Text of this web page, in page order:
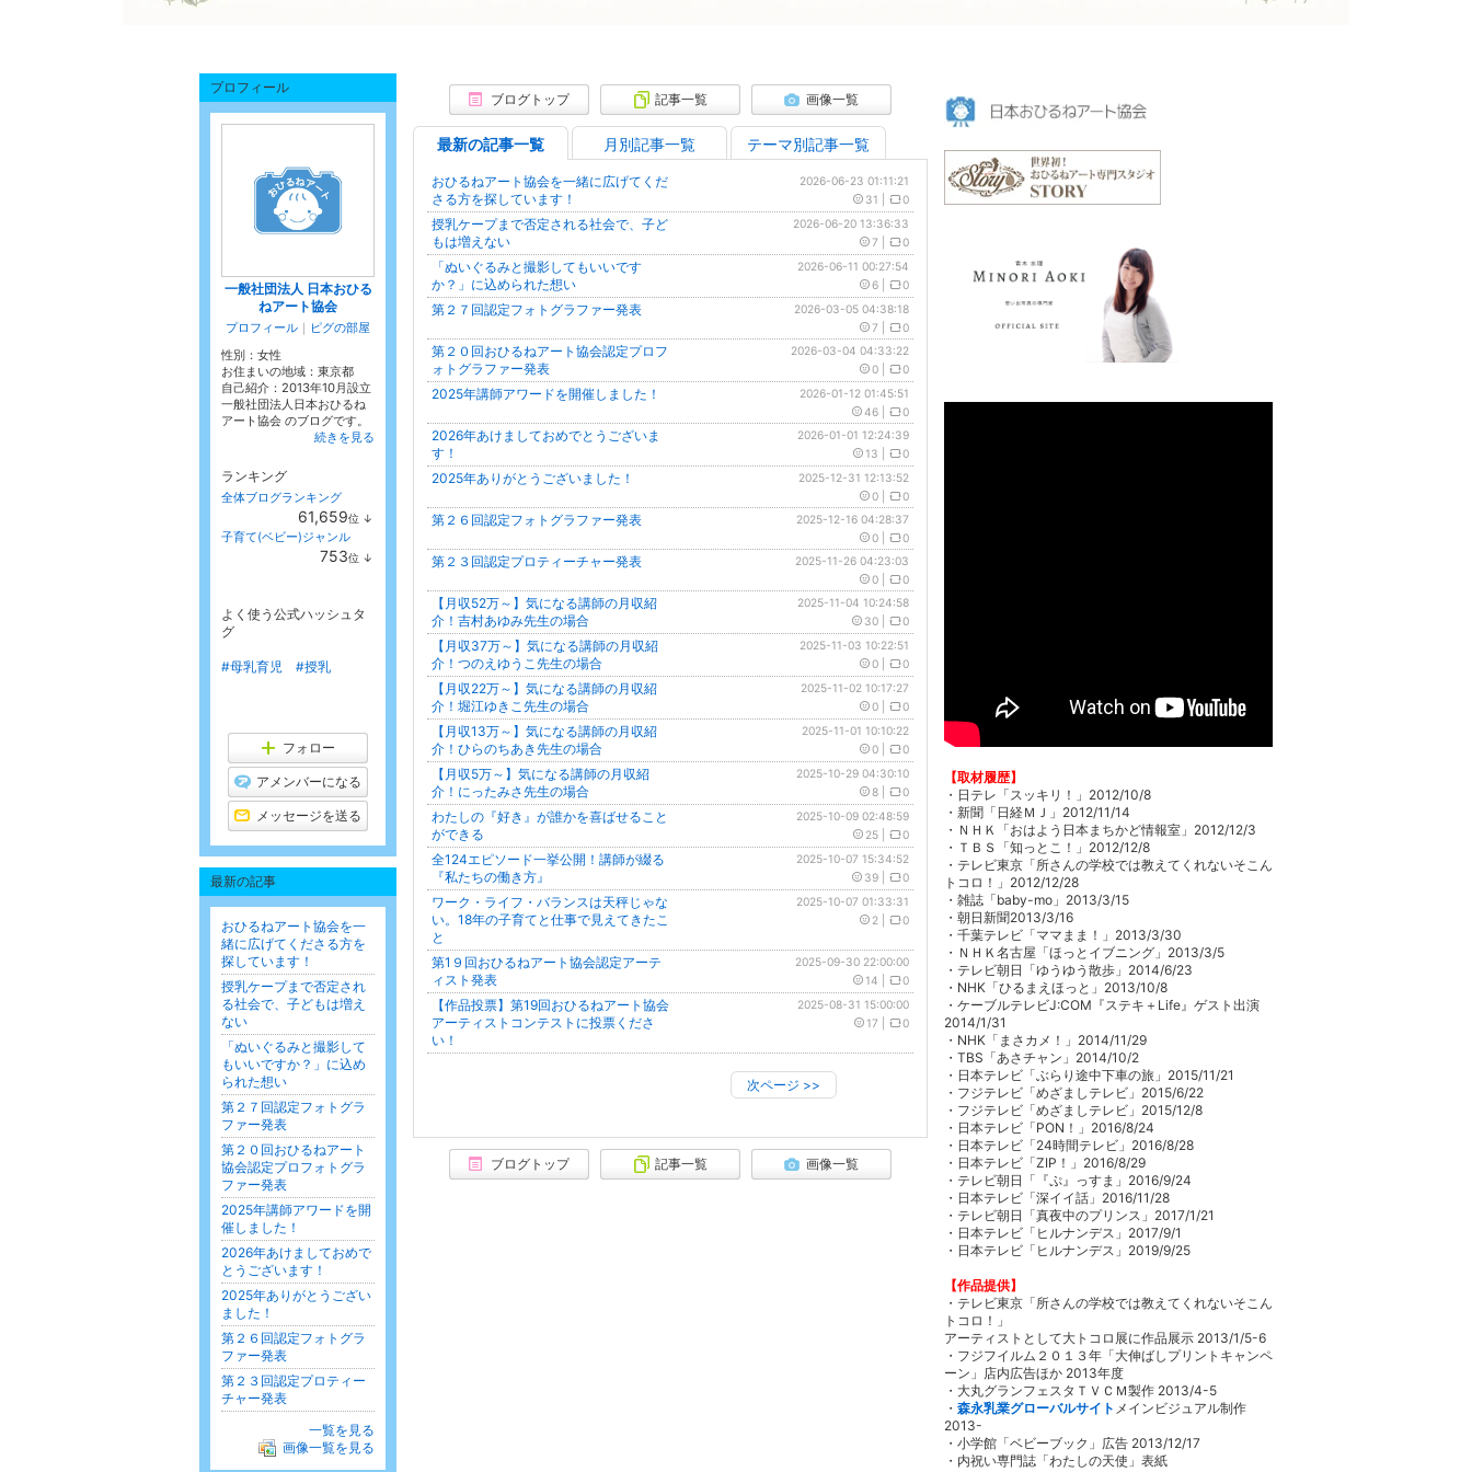
ブログトップ 記事一覧 画像一覧
最新の記事一覧 月別記事一覧 テーマ別記事一覧
おひるねアート協会を一緒に広げてくだ
さる方を探しています！
2026-06-23 01:11:21
31
0
授乳ケープまで否定される社会で、子ど
もは増えない
2026-06-20 13:36:33
7
0
「ぬいぐるみと撮影してもいいです
か？」に込められた想い
2026-06-11 00:27:54
6
0
第２７回認定フォトグラファー発表
2026-03-05 04:38:18
7
0
第２０回おひるねアート協会認定プロフ
ォトグラファー発表
2026-03-04 04:33:22
0
0
2025年講師アワードを開催しました！
2026-01-12 01:45:51
46
0
2026年あけましておめでとうございま
す！
2026-01-01 12:24:39
13
0
2025年ありがとうございました！
2025-12-31 12:13:52
0
0
第２６回認定フォトグラファー発表
2025-12-16 04:28:37
0
0
第２３回認定プロティーチャー発表
2025-11-26 04:23:03
0
0
【月収52万～】気になる講師の月収紹
介！吉村あゆみ先生の場合
2025-11-04 10:24:58
30
0
【月収37万～】気になる講師の月収紹
介！つのえゆうこ先生の場合
2025-11-03 10:22:51
0
0
【月収22万～】気になる講師の月収紹
介！堀江ゆきこ先生の場合
2025-11-02 10:17:27
0
0
【月収13万～】気になる講師の月収紹
介！ひらのちあき先生の場合
2025-11-01 10:10:22
0
0
【月収5万～】気になる講師の月収紹
介！にったみさ先生の場合
2025-10-29 04:30:10
8
0
わたしの『好き』が誰かを喜ばせること
ができる
2025-10-09 02:48:59
25
0
全124エピソード一挙公開！講師が綴る
『私たちの働き方』
2025-10-07 15:34:52
39
0
ワーク・ライフ・バランスは天秤じゃな
い。18年の子育てと仕事で見えてきたこ
と
2025-10-07 01:33:31
2
0
第1９回おひるねアート協会認定アーテ
ィスト発表
2025-09-30 22:00:00
14
0
【作品投票】第19回おひるねアート協会
アーティストコンテストに投票くださ
い！
2025-08-31 15:00:00
17
0
次ページ >>
ブログトップ 記事一覧 画像一覧
【取材履歴】
・日テレ「スッキリ！」2012/10/8
・新聞「日経ＭＪ」2012/11/14
・ＮＨＫ「おはよう日本まちかど情報室」2012/12/3
・ＴＢＳ「知っとこ！」2012/12/8
・テレビ東京「所さんの学校では教えてくれないそこん
トコロ！」2012/12/28
・雑誌「baby-mo」2013/3/15
・朝日新聞2013/3/16
・千葉テレビ「ママまま！」2013/3/30
・ＮＨＫ名古屋「ほっとイブニング」2013/3/5
・テレビ朝日「ゆうゆう散歩」2014/6/23
・NHK「ひるまえほっと」2013/10/8
・ケーブルテレビJ:COM『ステキ＋Life』ゲスト出演
2014/1/31
・NHK「まさカメ！」2014/11/29
・TBS「あさチャン」2014/10/2
・日本テレビ「ぶらり途中下車の旅」2015/11/21
・フジテレビ「めざましテレビ」2015/6/22
・フジテレビ「めざましテレビ」2015/12/8
・日本テレビ「PON！」2016/8/24
・日本テレビ「24時間テレビ」2016/8/28
・日本テレビ「ZIP！」2016/8/29
・テレビ朝日「『ぷ』っすま」2016/9/24
・日本テレビ「深イイ話」2016/11/28
・テレビ朝日「真夜中のプリンス」2017/1/21
・日本テレビ「ヒルナンデス」2017/9/1
・日本テレビ「ヒルナンデス」2019/9/25
【作品提供】
・テレビ東京「所さんの学校では教えてくれないそこん
トコロ！」
アーティストとして大トコロ展に作品展示 2013/1/5-6
・フジフイルム２０１３年「大伸ばしプリントキャンペ
ーン」店内広告ほか 2013年度
・大丸グランフェスタＴＶＣＭ製作 2013/4-5
・ 森永乳業グローバルサイト メインビジュアル制作
2013-
・小学館「ベビーブック」広告 2013/12/17
・内祝い専門誌「わたしの天使」表紙
プロフィール
一般社団法人 日本おひる
ねアート協会
プロフィール ｜ ピグの部屋
性別： 女性
お住まいの地域： 東京都
自己紹介：2013年10月設立
一般社団法人日本おひるね
アート協会 のブログです。
続きを見る
ランキング
全体ブログランキング
61,659位 ↓
子育て(ベビー)ジャンル
753位 ↓
よく使う公式ハッシュタ
グ
#母乳育児 #授乳
フォロー
アメンバーになる
メッセージを送る
最新の記事
おひるねアート協会を一
緒に広げてくださる方を
探しています！
授乳ケープまで否定され
る社会で、子どもは増え
ない
「ぬいぐるみと撮影して
もいいですか？」に込め
られた想い
第２７回認定フォトグラ
ファー発表
第２０回おひるねアート
協会認定プロフォトグラ
ファー発表
2025年講師アワードを開
催しました！
2026年あけましておめで
とうございます！
2025年ありがとうござい
ました！
第２６回認定フォトグラ
ファー発表
第２３回認定プロティー
チャー発表
一覧を見る
画像一覧を見る